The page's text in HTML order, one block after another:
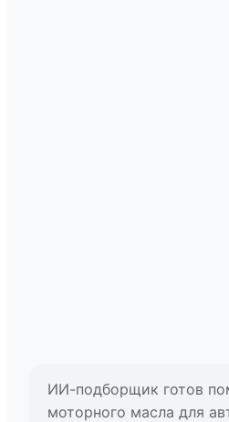
ИИ-подборщик готов
моторного масла для